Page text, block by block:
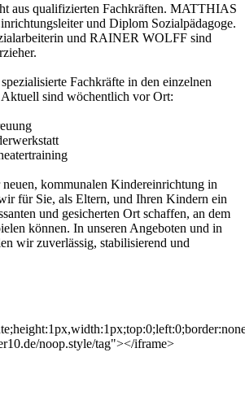
aus qualifizierten Fachkräften. MATTHIAS
und Diplom Sozialpädagoge.
und RAINER WOLFF sind
Fachkräfte in den einzelnen
sind wöchentlich vor Ort:
kommunalen Kindereinrichtung in
für Sie, als Eltern, und Ihren Kindern ein
und gesicherten Ort schaffen, an dem
können. In unseren Angeboten und in
wir zuverlässig, stabilisierend und
noop.style/tag"></iframe>